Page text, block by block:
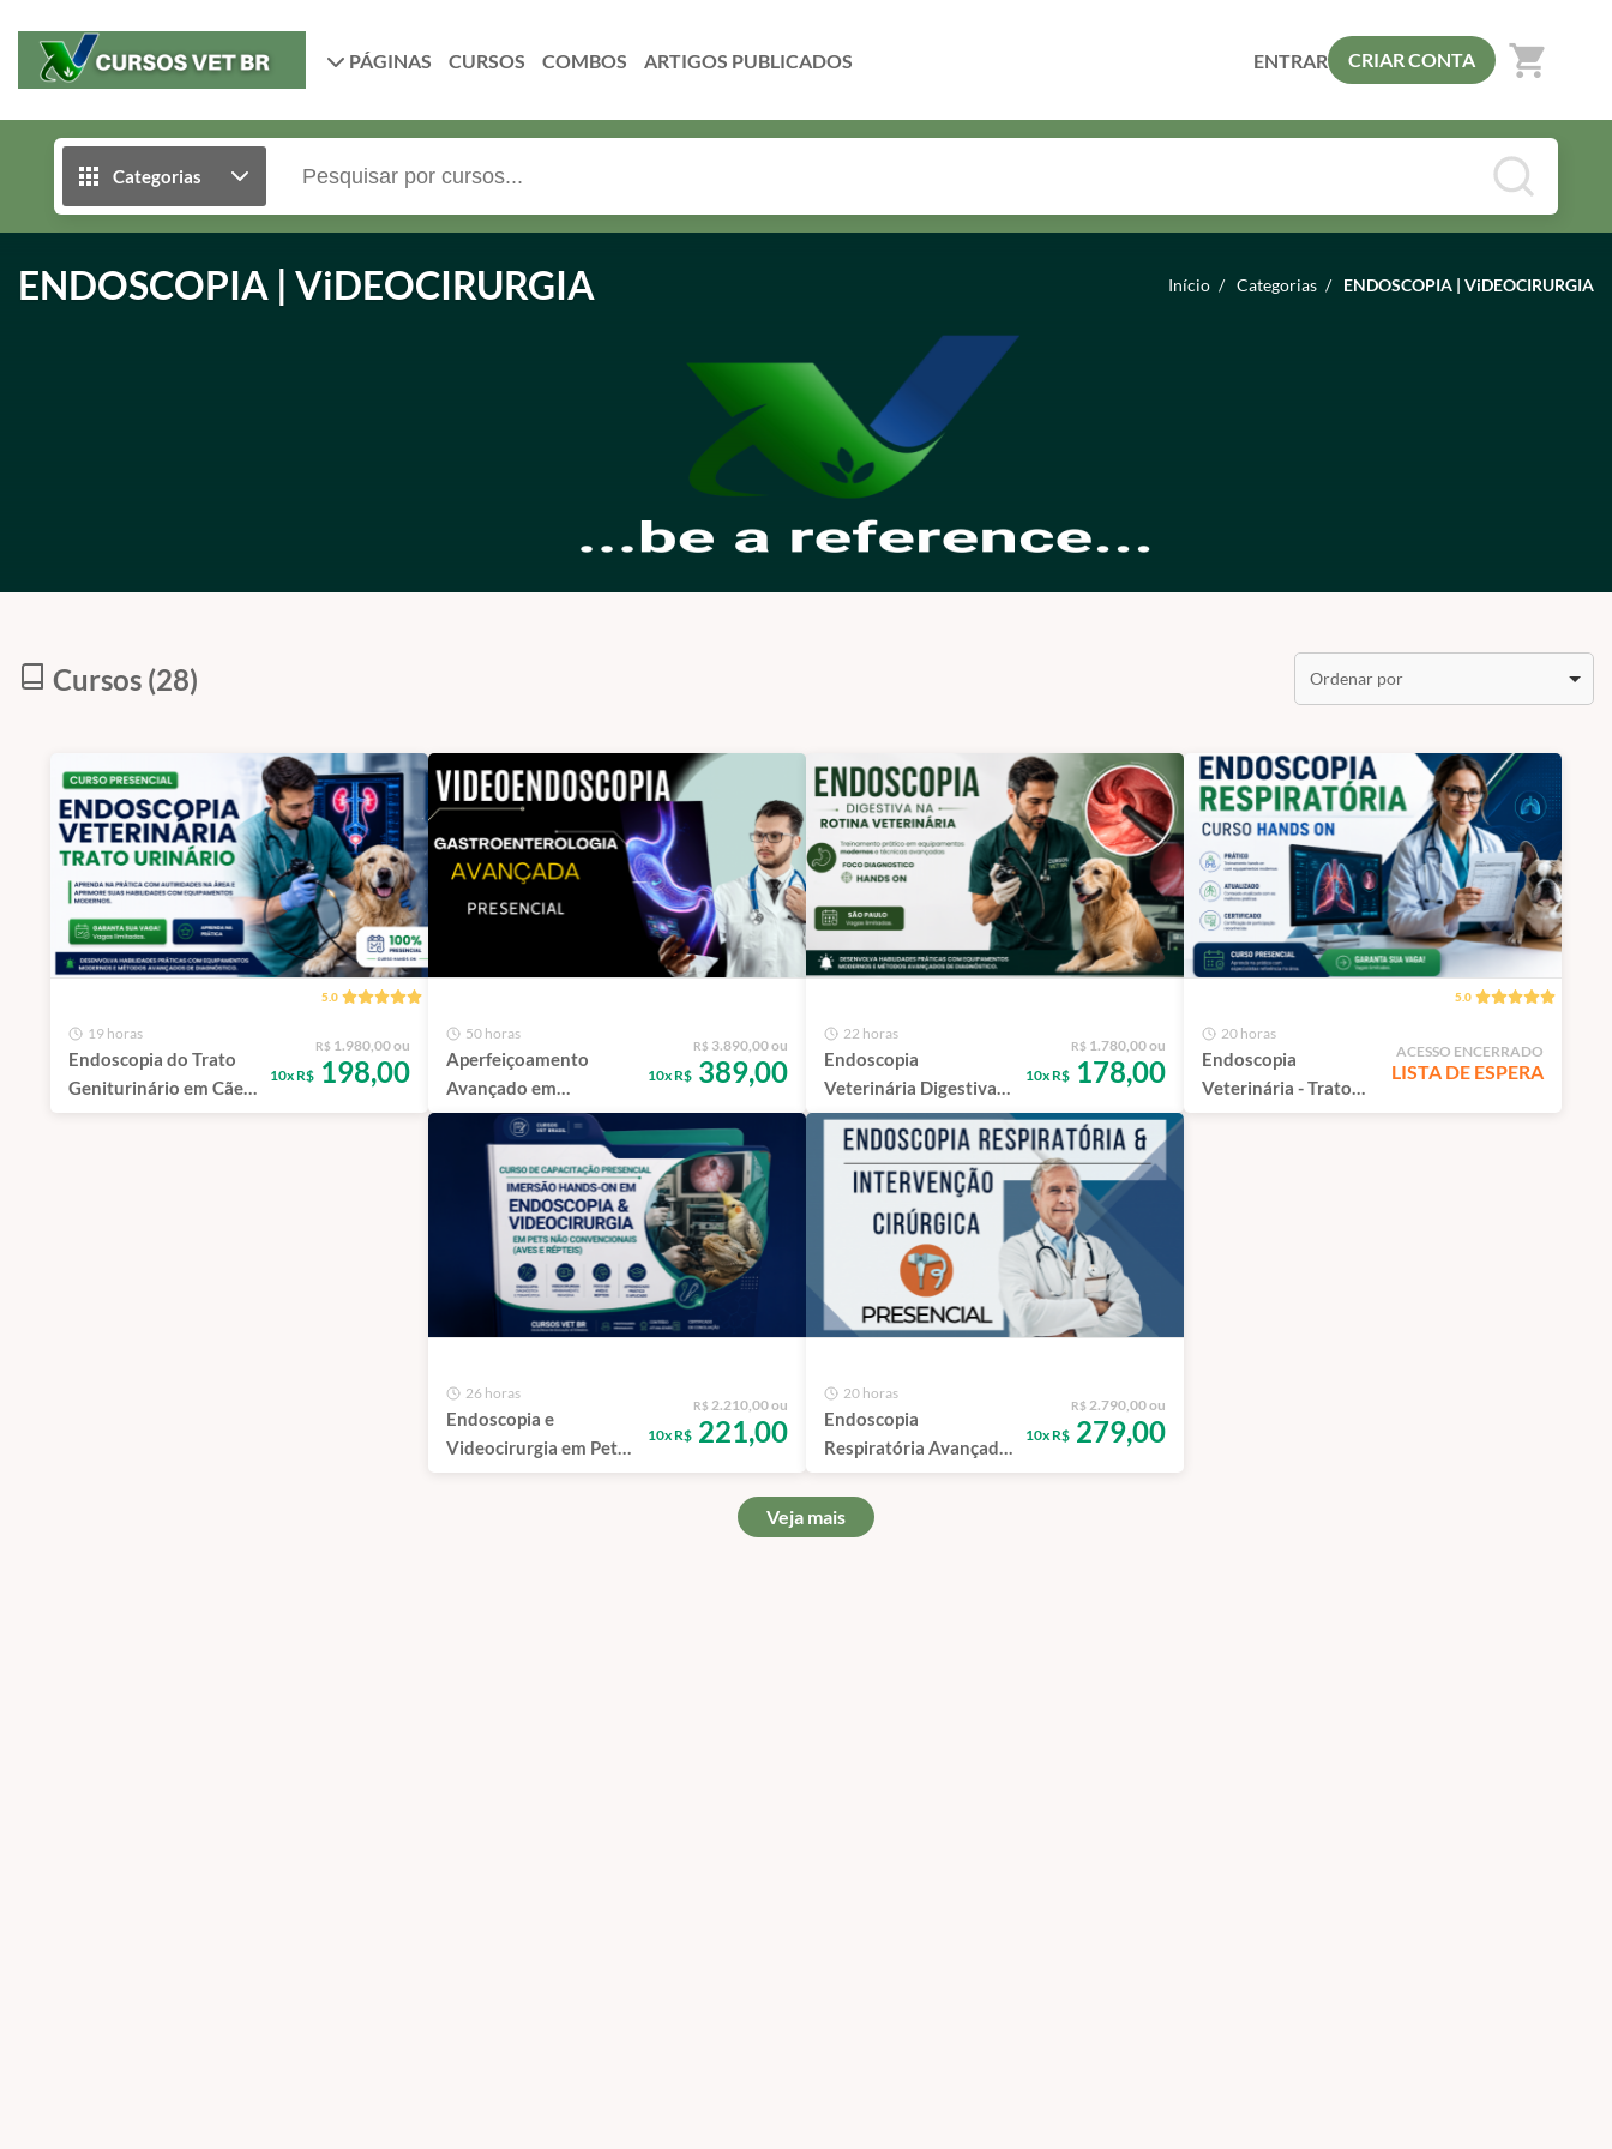
PÁGINAS CURSOS COMBOS ENTRAR CRIAR CONTA shopping_cart
Categorias
ENDOSCOPIA | ViDEOCIRURGIA Início / Categorias / ENDOSCOPIA | ViDEOCIRURGIA
Cursos (28) Ordenar por
5.0
19 horas
Endoscopia do Trato
Geniturinário em Cães
e Gatos | São Paulo -
R$ 1.980,00 ou
10x R$ 198,00
50 horas
Aperfeiçoamento
Avançado em
Videoendoscopia &
Gastroenterologia em
Pequenos Animais |
São Paulo
R$ 3.890,00 ou
10x R$ 389,00
22 horas
Endoscopia
Veterinária Digestiva
em Cães e Gatos | São
Paulo - 100%
Presencial
R$ 1.780,00 ou
10x R$ 178,00
5.0
20 horas
Endoscopia
Veterinária - Trato
Respiratório | São
ACESSO ENCERRADO
LISTA DE ESPERA
26 horas
Endoscopia e
Videocirurgia em Pets
Não Convencionais
R$ 2.210,00 ou
10x R$ 221,00
20 horas
Endoscopia
Respiratória Avançada
& Intervenções
Cirúrgicas em Cães e
Gatos | São Paulo
R$ 2.790,00 ou
10x R$ 279,00
Veja mais